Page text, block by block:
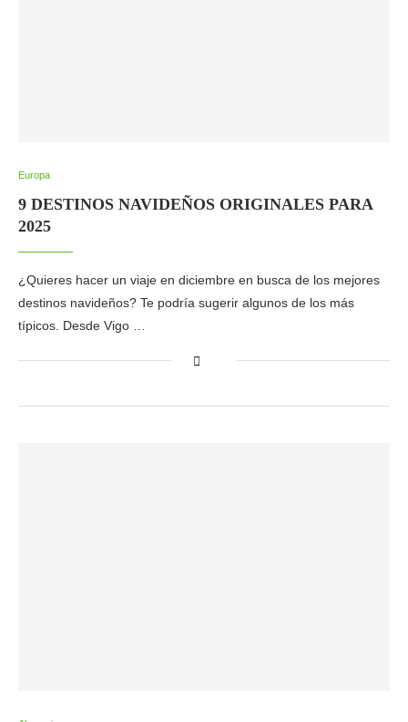
Europa
9 DESTINOS NAVIDEÑOS ORIGINALES PARA
2025
¿Quieres hacer un viaje en diciembre en busca de los mejores
destinos navideños? Te podría sugerir algunos de los más
típicos. Desde Vigo …